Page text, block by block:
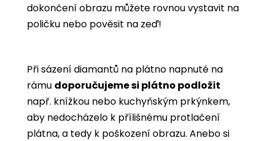
dokončení obrazu můžete rovnou vystavit na
poličku nebo pověsit na zeď!
Při sázení diamantů na plátno napnuté na
rámu doporučujeme si plátno podložit
např. knížkou nebo kuchyňským prkýnkem,
aby nedocházelo k přílišnému protlačení
plátna, a tedy k poškození obrazu. Anebo si